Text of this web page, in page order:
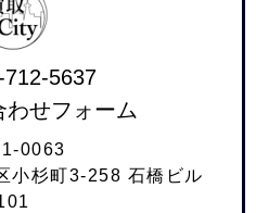
712-5637
わせフォーム
0063
小杉町3-258 石橋ビル